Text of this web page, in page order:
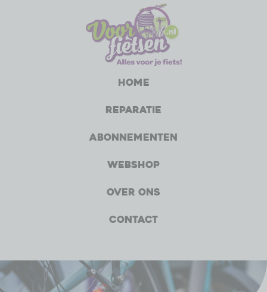
Home
Reparatie
Abonnementen
Webshop
Over ons
Contact